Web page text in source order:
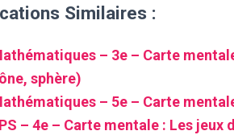
Similaires :
– 3e – Carte
sphère)
– 5e – Carte
– 4e – Carte mentale : Les